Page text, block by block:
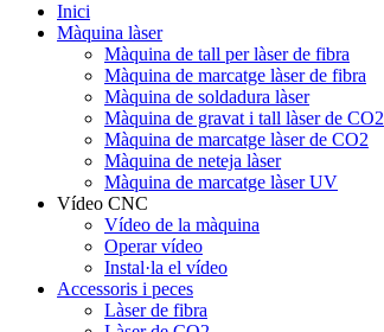
Inici
Màquina làser
Màquina de tall per làser de fibra
Màquina de marcatge làser de fibra
Màquina de soldadura làser
Màquina de gravat i tall làser de CO2
Màquina de marcatge làser de CO2
Màquina de neteja làser
Màquina de marcatge làser UV
Vídeo CNC
Vídeo de la màquina
Operar vídeo
Instal·la el vídeo
Accessoris i peces
Làser de fibra